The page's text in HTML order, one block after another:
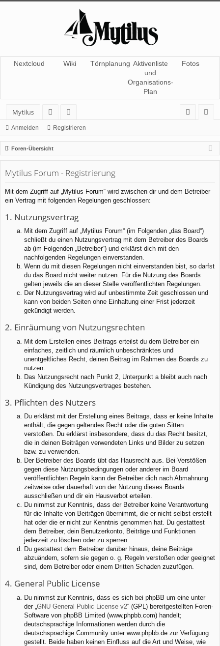
Nextcloud Wiki Törnplanung Aktivenliste
und
Organisations-
Plan
Fotos
Mytilus
or
en
itg
lie
de
r
m
el
n
ist
rie
n
Anmelden Registrieren
Foren-Übersicht
Mytilus Forum - Registrierung
Mit dem Zugriff auf „Mytilus Forum“ wird zwischen dir und dem Betreiber
ein Vertrag mit folgenden Regelungen geschlossen:
1. Nutzungsvertrag
Mit dem Zugriff auf „Mytilus Forum“ (im Folgenden „das Board“)
schließt du einen Nutzungsvertrag mit dem Betreiber des Boards
ab (im Folgenden „Betreiber“) und erklärst dich mit den
nachfolgenden Regelungen einverstanden.
Wenn du mit diesen Regelungen nicht einverstanden bist, so darfst
du das Board nicht weiter nutzen. Für die Nutzung des Boards
gelten jeweils die an dieser Stelle veröffentlichten Regelungen.
Der Nutzungsvertrag wird auf unbestimmte Zeit geschlossen und
kann von beiden Seiten ohne Einhaltung einer Frist jederzeit
gekündigt werden.
2. Einräumung von Nutzungsrechten
Mit dem Erstellen eines Beitrags erteilst du dem Betreiber ein
einfaches, zeitlich und räumlich unbeschränktes und
unentgeltliches Recht, deinen Beitrag im Rahmen des Boards zu
nutzen.
Das Nutzungsrecht nach Punkt 2, Unterpunkt a bleibt auch nach
Kündigung des Nutzungsvertrages bestehen.
3. Pflichten des Nutzers
Du erklärst mit der Erstellung eines Beitrags, dass er keine Inhalte
enthält, die gegen geltendes Recht oder die guten Sitten
verstoßen. Du erklärst insbesondere, dass du das Recht besitzt,
die in deinen Beiträgen verwendeten Links und Bilder zu setzen
bzw. zu verwenden.
Der Betreiber des Boards übt das Hausrecht aus. Bei Verstößen
gegen diese Nutzungsbedingungen oder anderer im Board
veröffentlichten Regeln kann der Betreiber dich nach Abmahnung
zeitweise oder dauerhaft von der Nutzung dieses Boards
ausschließen und dir ein Hausverbot erteilen.
Du nimmst zur Kenntnis, dass der Betreiber keine Verantwortung
für die Inhalte von Beiträgen übernimmt, die er nicht selbst erstellt
hat oder die er nicht zur Kenntnis genommen hat. Du gestattest
dem Betreiber, dein Benutzerkonto, Beiträge und Funktionen
jederzeit zu löschen oder zu sperren.
Du gestattest dem Betreiber darüber hinaus, deine Beiträge
abzuändern, sofern sie gegen o. g. Regeln verstoßen oder geeignet
sind, dem Betreiber oder einem Dritten Schaden zuzufügen.
4. General Public License
Du nimmst zur Kenntnis, dass es sich bei phpBB um eine unter
der „ GNU General Public License v2“ (GPL) bereitgestellten Foren-
Software von phpBB Limited (www.phpbb.com) handelt;
deutschsprachige Informationen werden durch die
deutschsprachige Community unter www.phpbb.de zur Verfügung
gestellt. Beide haben keinen Einfluss auf die Art und Weise, wie